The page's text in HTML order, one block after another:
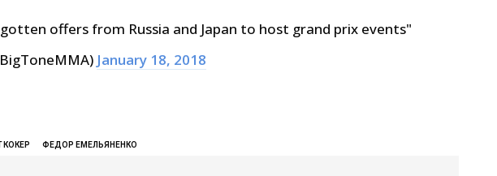
offers from Russia and Japan to host grand prix events"
January 18, 2018
КОКЕР ФЕДОР ЕМЕЛЬЯНЕНКО